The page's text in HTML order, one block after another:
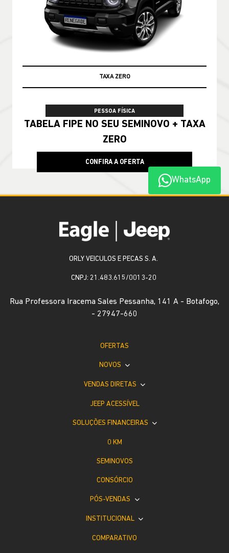
PESSOA FÍSICA
TABELA FIPE NO SEU SEMINOVO + TAXA
ZERO
CONFIRA A OFERTA
WhatsApp
ORLY VEICULOS E PECAS S. A.
CNPJ: 21.483.615/0013-20
Rua Professora Iracema Sales Pessanha, 141 A - Botafogo,
- 27947-660
OFERTAS
NOVOS
VENDAS DIRETAS
JEEP ACESSÍVEL
SOLUÇÕES FINANCEIRAS
0 KM
SEMINOVOS
CONSÓRCIO
PÓS-VENDAS
INSTITUCIONAL
COMPARATIVO